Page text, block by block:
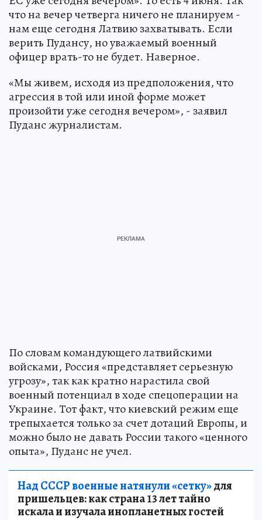
что на вечер четверга ничего не планируем -
нам еще сегодня Латвию захватывать. Если
верить Пудансу, но уважаемый военный
офицер врать-то не будет. Наверное.
«Мы живем, исходя из предположения, что
агрессия в той или иной форме может
произойти уже сегодня вечером», - заявил
Пуданс журналистам.
По словам командующего латвийскими
войсками, Россия «представляет серьезную
угрозу», так как кратно нарастила свой
военный потенциал в ходе спецоперации на
Украине. Тот факт, что киевский режим еще
трепыхается только за счет дотаций Европы, и
можно было не давать России такого «ценного
опыта», Пуданс не учел.
Над СССР военные натянули «сетку»для
пришельцев: как страна 13 лет тайно
искала и изучала инопланетных гостей